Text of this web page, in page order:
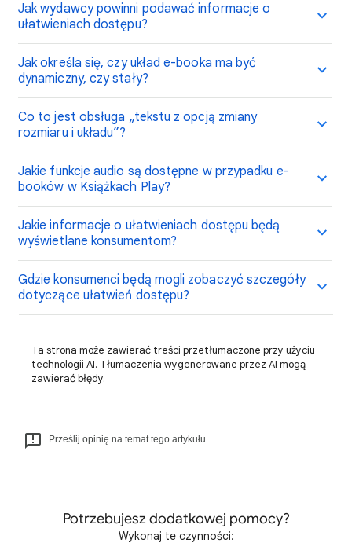
Jak wydawcy powinni podawać informacje o
ułatwieniach dostępu?
Jak określa się, czy układ e-booka ma być
dynamiczny, czy stały?
Co to jest obsługa „tekstu z opcją zmiany
rozmiaru i układu”?
Jakie funkcje audio są dostępne w przypadku e-
booków w Książkach Play?
Jakie informacje o ułatwieniach dostępu będą
wyświetlane konsumentom?
Gdzie konsumenci będą mogli zobaczyć szczegóły
dotyczące ułatwień dostępu?
Ta strona może zawierać treści przetłumaczone przy użyciu
technologii AI. Tłumaczenia wygenerowane przez AI mogą
zawierać błędy.
Prześlij opinię na temat tego artykułu
Potrzebujesz dodatkowej pomocy?
Wykonaj te czynności: